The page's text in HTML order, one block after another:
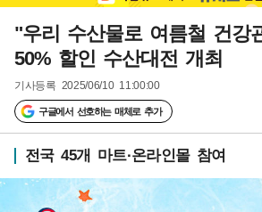
"우리 수산물로 여름철 건강
50% 할인 수산대전 개최
기사등록 2025/06/10 11:00:00
구글에서 선호하는 매체로 추가
전국 45개 마트·온라인몰 참여